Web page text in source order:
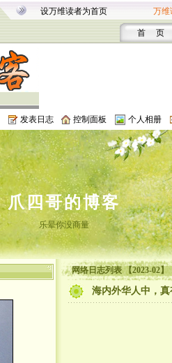
设万维读者为首页 万维
首 页
发表日志 控制面板 个人相册
爪四哥的博客
乐晕你没商量
网络日志列表 【2023-02】
海内外华人中，